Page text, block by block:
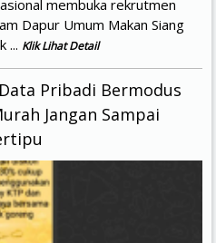
membuka rekrutmen
Dapur Umum Makan Siang
... Klik Lihat Detail
Pribadi Bermodus
Jangan Sampai